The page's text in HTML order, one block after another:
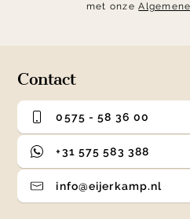
met onze
Contact
0575 - 58 36 00
+31 575 583 388
info@eijerkamp.nl